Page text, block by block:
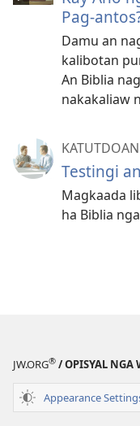
Pag-
Damu an
kalibotan
An Biblia
nakakaliaw
Testingi
Magkaada
ha Biblia
JW.ORG® / OPISYAL NGA
Appearance